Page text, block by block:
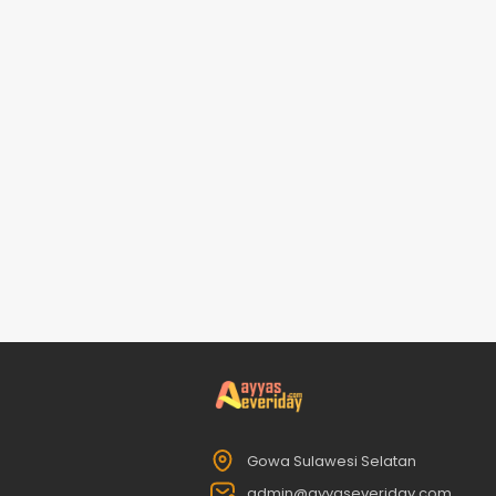
Gowa Sulawesi Selatan